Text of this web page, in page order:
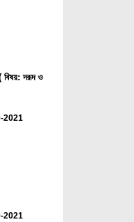
বিষয়: দরূদ ও
2021
2021